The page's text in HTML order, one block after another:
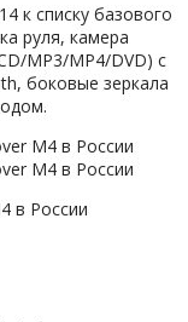
к списку базового
руля, камера
MP3/MP4/DVD) с
боковые зеркала